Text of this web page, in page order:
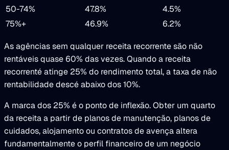
50-74%
47.8%
4.5%
75%+
46.9% 6.2%
As agências sem qualquer receita recorrente são não
rentáveis quase 60% das vezes. Quando a receita
recorrenté atinge 25% do rendimento total, a taxa de não
rentabilidade descé abaixo dos 10%.
A marca dos 25% é o ponto de inflexão. Obter um quarto
da receita a partir de planos de manutenção, planos de
cuidados, alojamento ou contratos de avença altera
fundamentalmente o perfil financeiro de um negócio